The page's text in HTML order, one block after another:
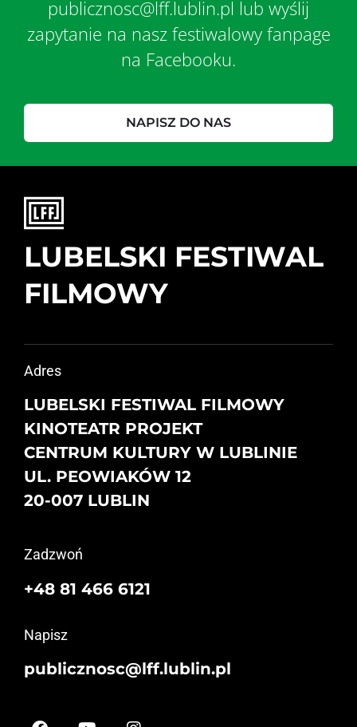
LUBELSKI FESTIWAL
FILMOWY
Adres
LUBELSKI FESTIWAL FILMOWY
KINOTEATR PROJEKT
CENTRUM KULTURY W LUBLINIE
UL. PEOWIAKÓW 12
20-007 LUBLIN
Zadzwoń
+48 81 466 6121
Napisz
publicznosc@lff.lublin.pl
publicznosc@lff.lublin.pl lub wyślij
zapytanie na nasz festiwalowy fanpage
na Facebooku.
NAPISZ DO NAS